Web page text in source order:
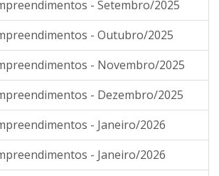
- Setembro/2025
- Outubro/2025
- Novembro/2025
- Dezembro/2025
- Janeiro/2026
- Janeiro/2026